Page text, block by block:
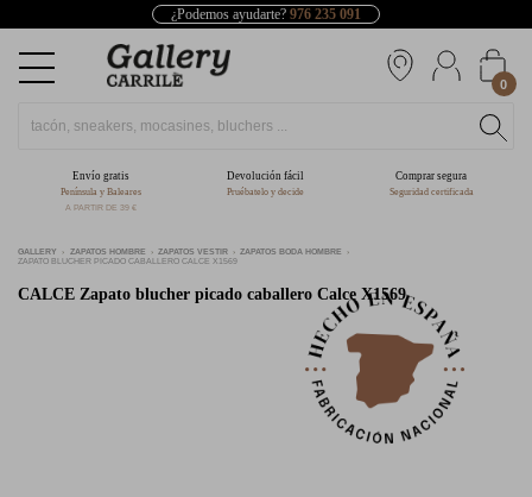
¿Podemos ayudarte? 976 235 091
0
Envío gratis
Península y Baleares
A PARTIR DE 39 €
Devolución fácil
Pruébatelo y decide
Comprar segura
Seguridad certificada
GALLERY ZAPATOS HOMBRE ZAPATOS VESTIR
ZAPATOS BODA HOMBRE
ZAPATO BLUCHER PICADO CABALLERO CALCE X1569
CALCE Zapato blucher picado caballero Calce X1569